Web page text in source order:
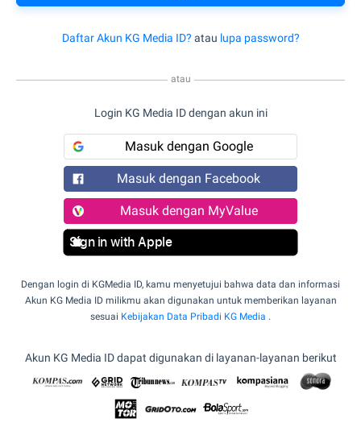
Daftar Akun KG Media ID? atau lupa password?
atau
Login KG Media ID dengan akun ini
Masuk dengan Google
Masuk dengan Facebook
Masuk dengan MyValue
Sign in with Apple
Dengan login di KGMedia ID, kamu menyetujui bahwa data dan informasi
Akun KG Media ID milikmu akan digunakan untuk memberikan layanan
sesuai Kebijakan Data Pribadi KG Media .
Akun KG Media ID dapat digunakan di layanan-layanan berikut